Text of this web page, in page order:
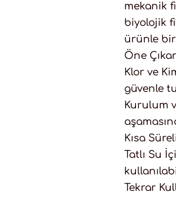
mekanik
biyolojik
ürünle
Öne
Klor ve
güvenle
Kurulum
Kısa
Tatlı Su
Tekrar